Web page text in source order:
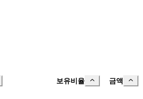
보유비율 금액